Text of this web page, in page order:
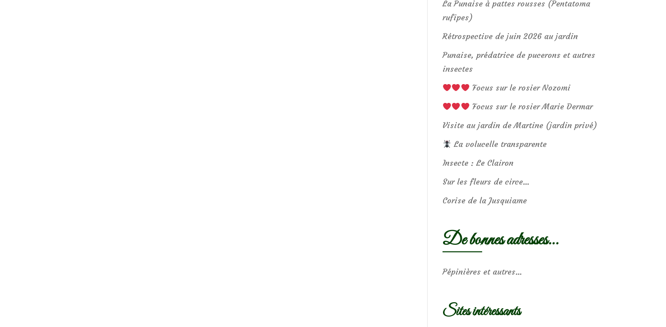
La Punaise à pattes rousses (Pentatoma
rufipes)
Rétrospective de juin 2026 au jardin
Punaise, prédatrice de pucerons et autres
insectes
Focus sur le rosier Nozomi
Focus sur le rosier Marie Dermar
Visite au jardin de Martine (jardin privé)
La volucelle transparente
Insecte : Le Clairon
Sur les fleurs de circe…
Corise de la Jusquiame
De bonnes adresses…
Pépinières et autres…
Sites intéressants